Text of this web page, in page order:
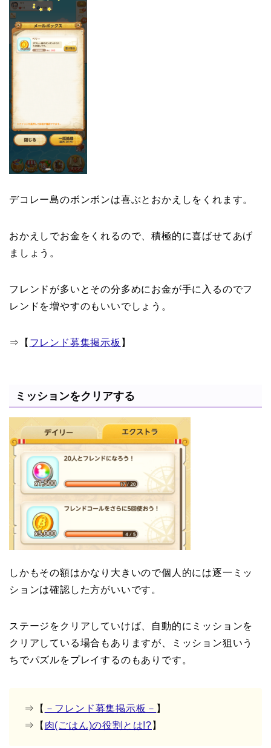
デコレー島のボンボンは喜ぶとおかえしをくれます。
おかえしでお金をくれるので、積極的に喜ばせてあげ
ましょう。
フレンドが多いとその分多めにお金が手に入るのでフ
レンドを増やすのもいいでしょう。
⇒【 フレンド募集掲示板 】
ミッションをクリアする
しかもその額はかなり大きいので個人的には逐一ミッ
ションは確認した方がいいです。
ステージをクリアしていけば、自動的にミッションを
クリアしている場合もありますが、ミッション狙いう
ちでパズルをプレイするのもありです。
⇒【 －フレンド募集掲示板－ 】
⇒【 肉(ごはん)の役割とは!? 】